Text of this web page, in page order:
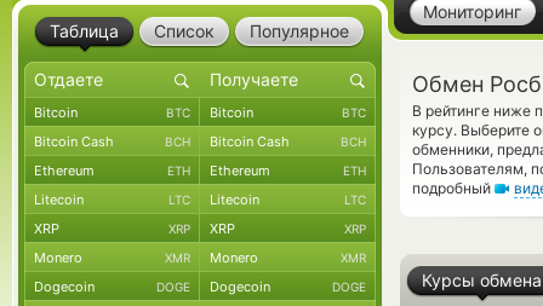
Мониторинг
Обмен
В рейтинге ниже
курсу. Выберите
обменники,
Пользователям,
подробный
Курсы обмена
Таблица Список Популярное
Bitcoin BTC Bitcoin BTC
Bitcoin Cash BCH Bitcoin Cash BCH
Ethereum ETH Ethereum ETH
Litecoin LTC Litecoin LTC
XRP XRP XRP XRP
Monero XMR Monero XMR
Dogecoin DOGE Dogecoin DOGE